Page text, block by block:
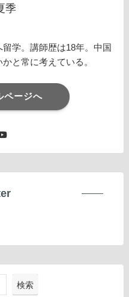
季
学。講師歴は18年。中国
と常に考えている。
ページへ
検索